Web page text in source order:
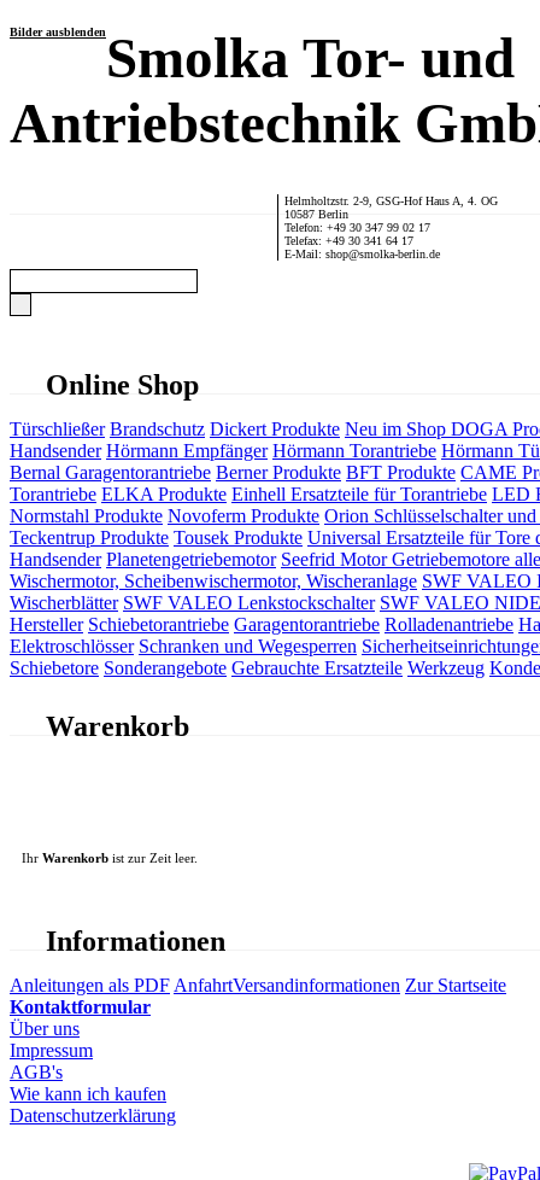
Bilder ausblendenSmolka Tor- und
Antriebstechnik
Helmholtzstr. 2-9, GSG-Hof Haus A, 4. OG
10587 Berlin
Telefon: +49 30 347 99 02 17
Telefax: +49 30 341 64 17
E-Mail: shop@smolka-berlin.de
Online Shop
Türschließer Brandschutz Dickert Produkte Neu im Shop DOGA
Handsender Hörmann Empfänger Hörmann Torantriebe Hörmann
Bernal Garagentorantriebe Berner Produkte BFT Produkte CAME
Torantriebe ELKA Produkte Einhell Ersatzteile für Torantriebe LED
Normstahl Produkte Novoferm Produkte Orion Schlüsselschalter und
Teckentrup Produkte Tousek Produkte Universal Ersatzteile für Tore
Handsender Planetengetriebemotor Seefrid Motor Getriebemotore
Wischermotor, Scheibenwischermotor, Wischeranlage SWF VALEO
Wischerblätter SWF VALEO Lenkstockschalter SWF VALEO
Hersteller Schiebetorantriebe Garagentorantriebe Rolladenantriebe
Elektroschlösser Schranken und Wegesperren
Schiebetore Sonderangebote Gebrauchte Ersatzteile Werkzeug
Warenkorb
Ihr Warenkorb ist zur Zeit leer.
Informationen
Anleitungen als PDF AnfahrtVersandinformationen Zur Startseite
Kontaktformular
Über uns
Impressum
AGB's
Wie kann ich kaufen
Datenschutzerklärung